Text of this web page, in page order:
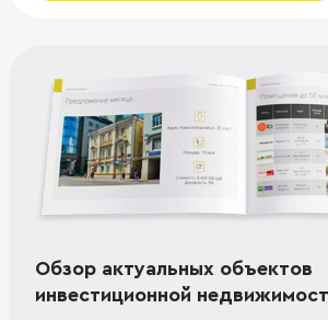
Обзор актуальных объектов
инвестиционной